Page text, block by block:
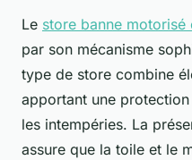
Le store banne
par son mécanisme
type de store combine
apportant une
les intempéries. La
assure que la toile et le